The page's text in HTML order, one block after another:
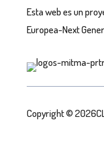
Esta web es un
Europea-Next
Copyright ©